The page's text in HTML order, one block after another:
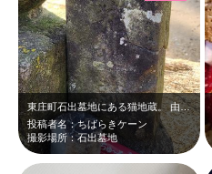
東庄町石出墓地にある猫地蔵。 由緒不明。お供えは私ではありません。
投稿者名：ちばらきケーン
撮影場所：石出墓地